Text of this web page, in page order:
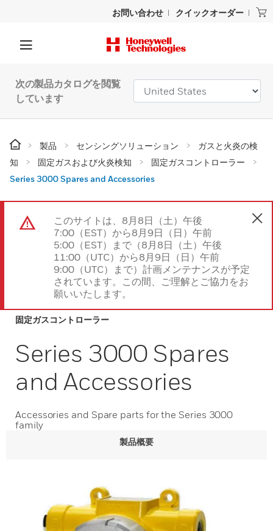
お問い合わせ クイックオーダー
次の製品カタログを閲覧
しています
製品 センシングソリューション
ガスと火炎の検
知
固定ガスおよび火炎検知
固定ガスコントローラー
Series 3000 Spares and Accessories
このサイトは、8月8日（土）午後
7:00（EST）から8月9日（日）午前
5:00（EST）まで（8月8日（土）午後
11:00（UTC）から8月9日（日）午前
9:00（UTC）まで）計画メンテナンスが予定
されています。この間、ご理解とご協力をお
願いいたします。
固定ガスコントローラー
Series 3000 Spares
and Accessories
Accessories and Spare parts for the Series 3000
family
製品概要